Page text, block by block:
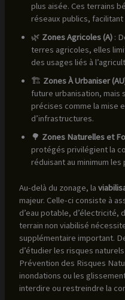
plus aisée. Ces terrains
réseaux publics, facilitant
🌿 Zones Agricoles (A):
terres agricoles, elles
des usages liés à
🏗️ Zones À Urbaniser
future urbanisation, mais
précises comme la mise
d’infrastructures.
🌳 Zones Naturelles et
protégés privilégient la
réduisant au minimum
Au-delà du zonage, la
majeur. Celle-ci consiste à
d’eau potable, d’électricité,
terrain non viabilisé
supplémentaire important.
d’étudier les risques
Prévention des Risques
inondations ou les
interdire ou restreindre la